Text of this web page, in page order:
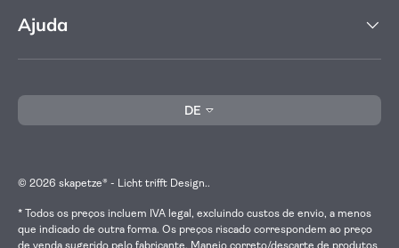
Ajuda
Idioma DE
© 2026 skapetze® - Licht trifft Design..
* Todos os preços incluem IVA legal, excluindo custos de envio, a menos
que indicado de outra forma. Os preços riscado correspondem ao preço
de venda sugerido pelo fabricante. Manejo correto/descarte de produtos